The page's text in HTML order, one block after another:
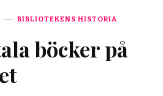
BIBLIOTEKENS HISTORIA
böcker på